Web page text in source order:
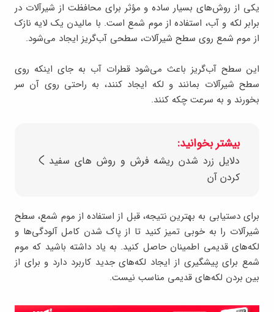
یکی از روش‌های بسیار ساده و مؤثر برای محافظت از شیرآلات در
برابر لکه و آب، استفاده از موم شمع است. با مالیدن یک لایه نازک
از موم شمع روی سطح شیرآلات، سطحی آب‌گریز ایجاد می‌شود.
این سطح آب‌گریز باعث می‌شود قطرات آب به جای اینکه روی
سطح شیرآلات بمانند و لکه ایجاد کنند، به راحتی روی آن سر
بخورند و به سرعت چکه کنند.
بیشتر بخوانید:
دلایل زرد شدن ریشه فرش و روش های سفید
کردن آن
برای دستیابی به بهترین نتیجه، قبل از استفاده از موم شمع، سطح
شیرآلات را به خوبی تمیز کنید تا از پاک شدن کامل آلودگی‌ها و
لکه‌های قدیمی اطمینان حاصل کنید. به یاد داشته باشید که موم
شمع برای پیشگیری از ایجاد لکه‌های جدید کاربرد دارد و برای از
بین بردن لکه‌های قدیمی مناسب نیست.